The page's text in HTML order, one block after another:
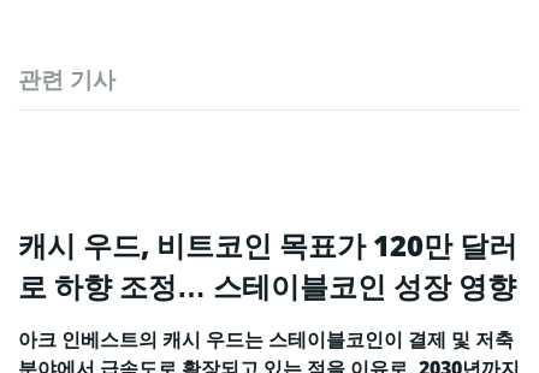
관련 기사
캐시 우드, 비트코인 목표가 120만 달러
로 하향 조정… 스테이블코인 성장 영향
아크 인베스트의 캐시 우드는 스테이블코인이 결제 및 저축